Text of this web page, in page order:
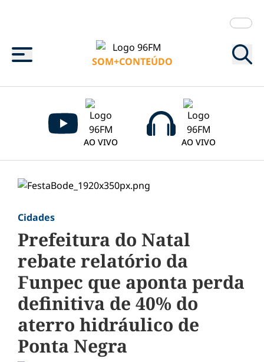
Menu
SOM+CONTEÚDO
AO VIVO AO VIVO
Cidades
Prefeitura do Natal
rebate relatório da
Funpec que aponta perda
definitiva de 40% do
aterro hidráulico de
Ponta Negra